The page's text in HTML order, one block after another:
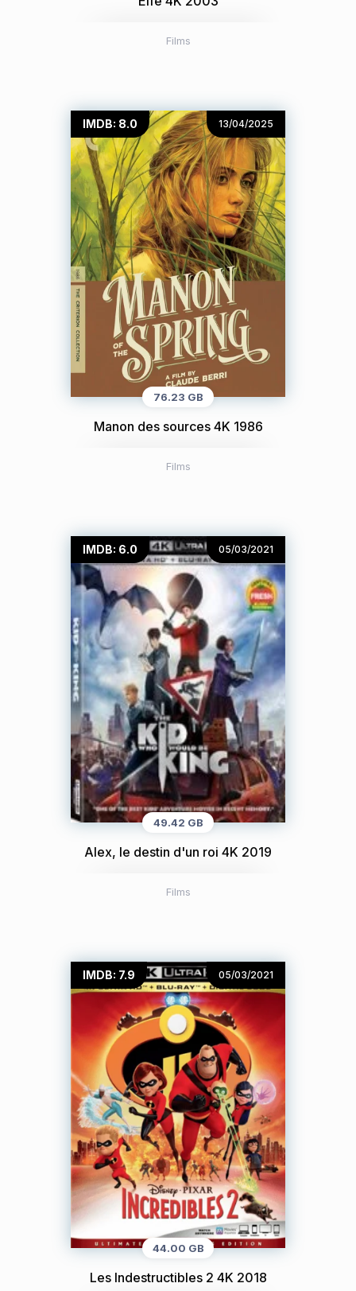
Films
IMDB: 8.0 13/04/2025
76.23 GB
Manon des sources 4K 1986
Films
IMDB: 6.0 05/03/2021
49.42 GB
Alex, le destin d'un roi 4K 2019
Films
IMDB: 7.9 05/03/2021
44.00 GB
Les Indestructibles 2 4K 2018